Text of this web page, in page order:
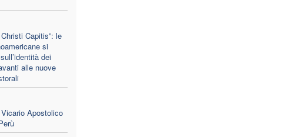
Capitis”: le
si
dei
alle nuove
Apostolico